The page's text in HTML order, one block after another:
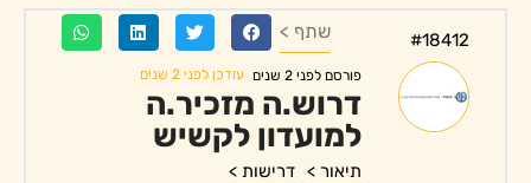
#18412 שתף >
פורסם לפני 2 שנים עודכן לפני 2 שנים
דרוש.ה מזכיר.ה
למועדון לקשיש
תיאור > דרישות >